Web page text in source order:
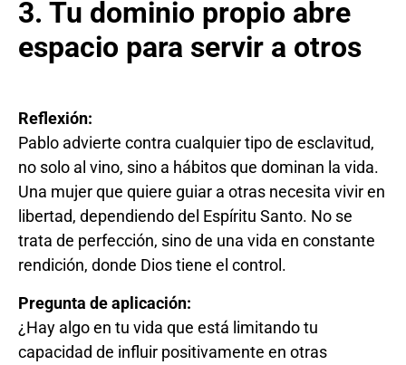
3. Tu dominio propio abre
espacio para servir a otros
Reflexión:
Pablo advierte contra cualquier tipo de esclavitud,
no solo al vino, sino a hábitos que dominan la vida.
Una mujer que quiere guiar a otras necesita vivir en
libertad, dependiendo del Espíritu Santo. No se
trata de perfección, sino de una vida en constante
rendición, donde Dios tiene el control.
Pregunta de aplicación:
¿Hay algo en tu vida que está limitando tu
capacidad de influir positivamente en otras